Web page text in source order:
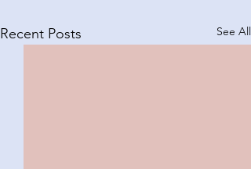
Recent Posts See All